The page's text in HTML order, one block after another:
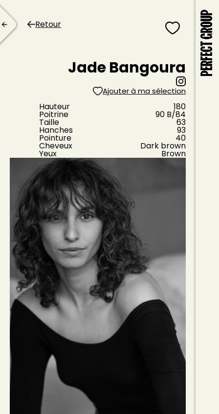
Retour
Jade Bangoura
Ajouter à ma sélection
Hauteur 180
Poitrine 90 B/84
Taille 63
Hanches 93
Pointure 40
Cheveux Dark brown
Yeux Brown